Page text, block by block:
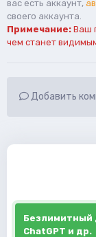
вас есть аккаунт,
своего аккаунта.
Примечание: Ваш
чем станет
Добавить
Безлимитный
ChatGPT и др.